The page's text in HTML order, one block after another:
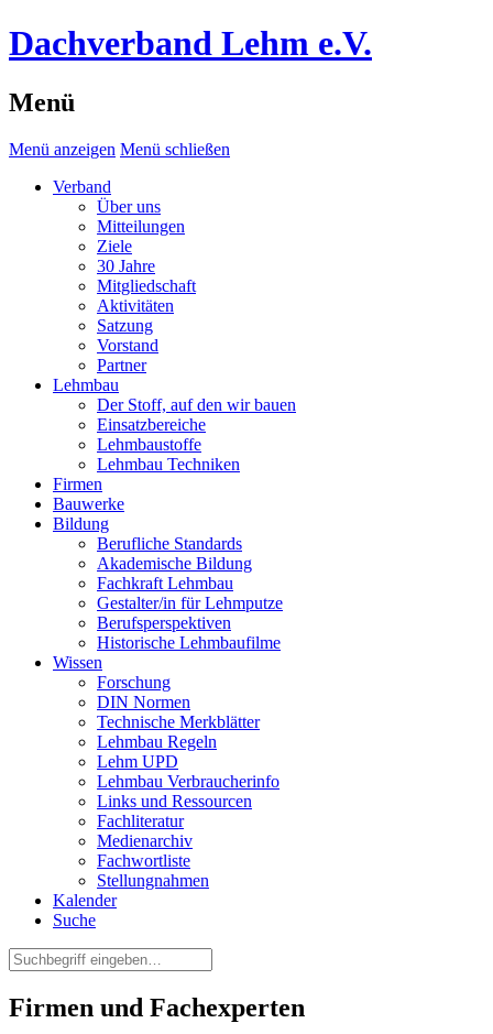
Dachverband Lehm e.V.
Menü
Menü anzeigen Menü schließen
Verband
Über uns
Mitteilungen
Ziele
30 Jahre
Mitgliedschaft
Aktivitäten
Satzung
Vorstand
Partner
Lehmbau
Der Stoff, auf den wir bauen
Einsatzbereiche
Lehmbaustoffe
Lehmbau Techniken
Firmen
Bauwerke
Bildung
Berufliche Standards
Akademische Bildung
Fachkraft Lehmbau
Gestalter/in für Lehmputze
Berufsperspektiven
Historische Lehmbaufilme
Wissen
Forschung
DIN Normen
Technische Merkblätter
Lehmbau Regeln
Lehm UPD
Lehmbau Verbraucherinfo
Links und Ressourcen
Fachliteratur
Medienarchiv
Fachwortliste
Stellungnahmen
Kalender
Suche
Firmen und Fachexperten